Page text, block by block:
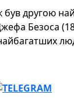
був другою
Безоса